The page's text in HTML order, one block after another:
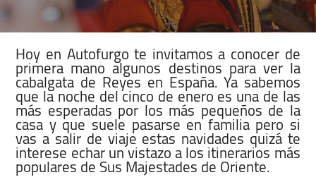
Hoy en Autofurgo te invitamos a conocer de
primera mano algunos destinos para ver la
cabalgata de Reyes en España. Ya sabemos
que la noche del cinco de enero es una de las
más esperadas por los más pequeños de la
casa y que suele pasarse en familia pero si
vas a salir de viaje estas navidades quizá te
interese echar un vistazo a los itinerarios más
populares de Sus Majestades de Oriente.